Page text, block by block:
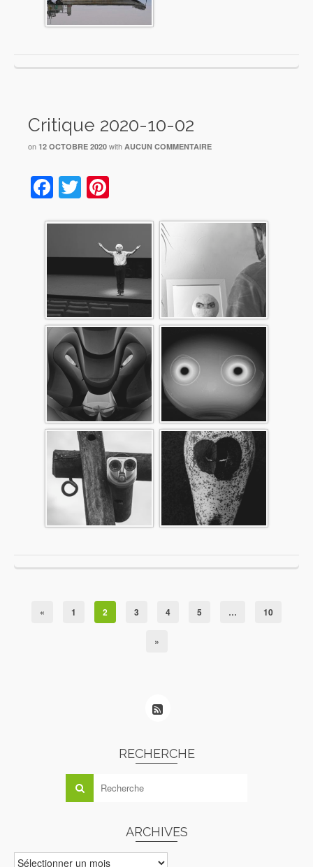
Critique 2020-10-02
on 12 OCTOBRE 2020 with AUCUN COMMENTAIRE
Facebook
Twitter
« 1 2 3 4 5 … 10
»
RECHERCHE
ARCHIVES
ARCHIVES